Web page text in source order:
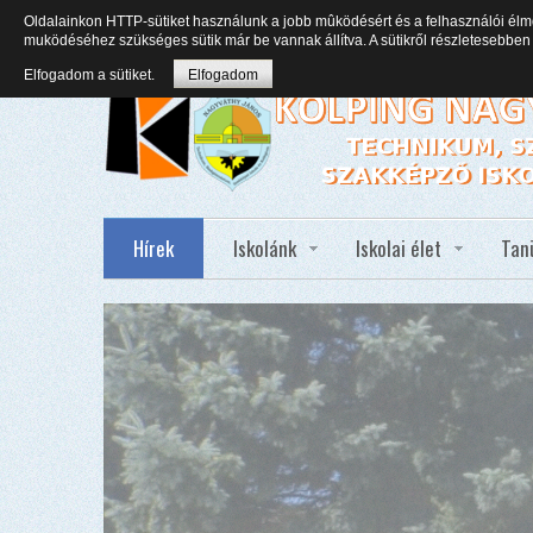
Hírek Iskolánk Iskolai élet
Oldalainkon HTTP-sütiket használunk a jobb mûködésért és a felhasználói
muködéséhez szükséges sütik már be vannak állítva. A sütikről
Elfogadom a sütiket. Elfogadom